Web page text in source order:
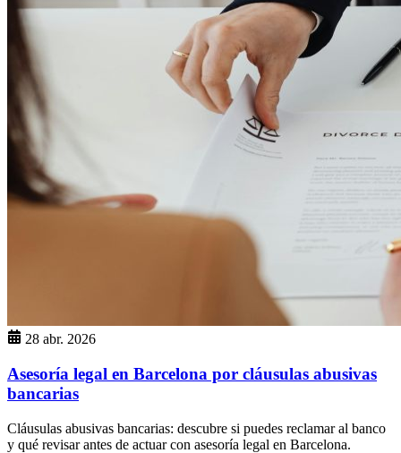
28 abr. 2026
Asesoría legal en Barcelona por cláusulas abusivas
bancarias
Cláusulas abusivas bancarias: descubre si puedes reclamar al banco
y qué revisar antes de actuar con asesoría legal en Barcelona.